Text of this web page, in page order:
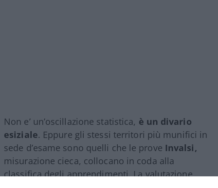
Non e’ un’oscillazione statistica, è un divario
esiziale. Eppure gli stessi territori più munifici in
sede d’esame sono quelli che le prove Invalsi,
misurazione cieca, collocano in coda alla
classifica degli apprendimenti. La valutazione